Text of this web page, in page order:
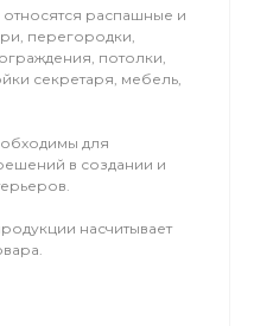
распашные и
перегородки,
потолки,
секретаря, мебель,
для
в создании и
насчитывает